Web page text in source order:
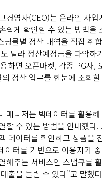
경영자(CEO)는 온라인 사업
쉽게 확인할 수 있는 방법을
핑몰별 정산 내역을 직접 취
달라 정산예정금을 파악하
하면 오픈마켓, 각종 PG사,
정산 업무를 한눈에 조회할
매니저는 빅데이터를 활용
할 수 있는 방법을 안내했다.
데이터를 확인하고 상품을
이터를 기반으로 이용자가
해주는 서비스인 스냅큐를
출을 늘릴 수 있다”고 말했